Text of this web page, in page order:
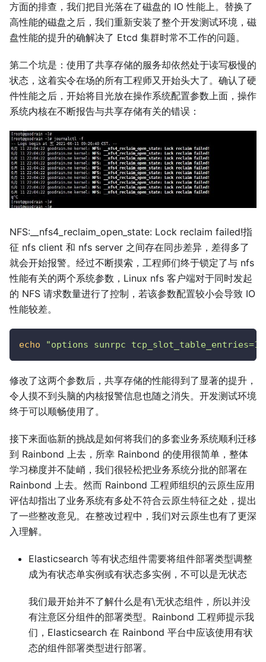
方面的排查，我们把目光落在了磁盘的 IO 性能上。替换了
高性能的磁盘之后，我们重新安装了整个开发测试环境，磁
盘性能的提升的确解决了 Etcd 集群时常不工作的问题。
第二个坑是：使用了共享存储的服务却依然处于读写极慢的
状态，这着实令在场的所有工程师又开始头大了。确认了硬
件性能之后，开始将目光放在操作系统配置参数上面，操作
系统内核在不断报告与共享存储有关的错误：
NFS:
nfs4_reclaim_open_state: Lock reclaim failed!指
征 nfs client 和 nfs server 之间存在同步差异，差得多了
就会开始报警。经过不断摸索，工程师们终于锁定了与 nfs
性能有关的两个系统参数，Linux nfs 客户端对于同时发起
的 NFS 请求数量进行了控制，若该参数配置较小会导致 IO
性能较差。
echo "options sunrpc
修改了这两个参数后，共享存储的性能得到了显著的提升，
令人摸不到头脑的内核报警信息也随之消失。开发测试环境
终于可以顺畅使用了。
接下来面临新的挑战是如何将我们的多套业务系统顺利迁移
到 Rainbond 上去，所幸 Rainbond 的使用很简单，整体
学习梯度并不陡峭，我们很轻松把业务系统分批的部署在
Rainbond 上去。然而 Rainbond 工程师组织的云原生应用
评估却指出了业务系统有多处不符合云原生特征之处，提出
了一些整改意见。在整改过程中，我们对云原生也有了更深
入理解。
Elasticsearch 等有状态组件需要将组件部署类型调整
成为有状态单实例或有状态多实例，不可以是无状态
我们最开始并不了解什么是有\无状态组件，所以并没
有注意区分组件的部署类型。Rainbond 工程师提示我
们，Elasticsearch 在 Rainbond 平台中应该使用有状
态的组件部署类型进行部署。